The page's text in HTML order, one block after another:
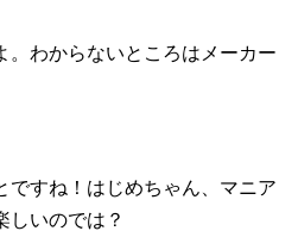
。わからないところはメーカー
ですね！はじめちゃん、マニア
しいのでは？